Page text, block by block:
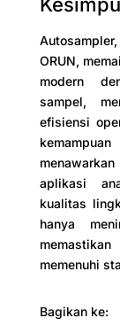
ORUN,
modern
sampel,
efisiensi
aplikasi
kualitas
hanya
memenuhi
Bagikan ke: